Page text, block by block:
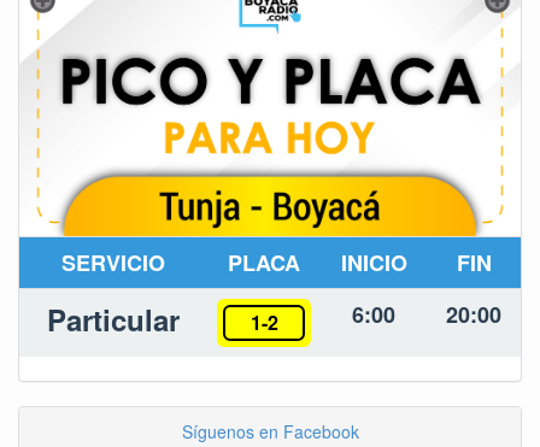
SERVICIO PLACA INICIO FIN
Particular 1-2 6:00 20:00
Síguenos en Facebook